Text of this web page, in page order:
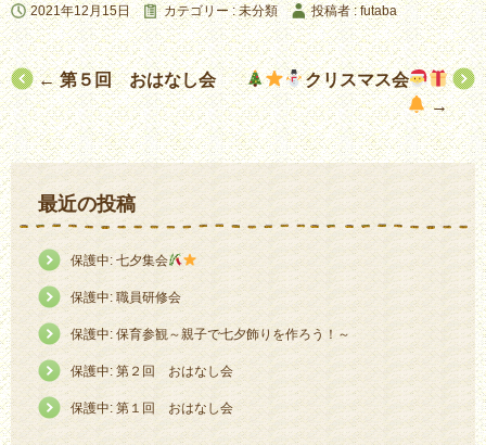
2021年12月15日 カテゴリー :未分類 投稿者 : futaba
投
稿
ナ
ビ
ゲ
ー
シ
ョ
ン
←第５回 おはなし会
クリスマス会
→
最近の投稿
保護中: 七夕集会
保護中: 職員研修会
保護中: 保育参観～親子で七夕飾りを作ろう！～
保護中: 第２回 おはなし会
保護中: 第１回 おはなし会